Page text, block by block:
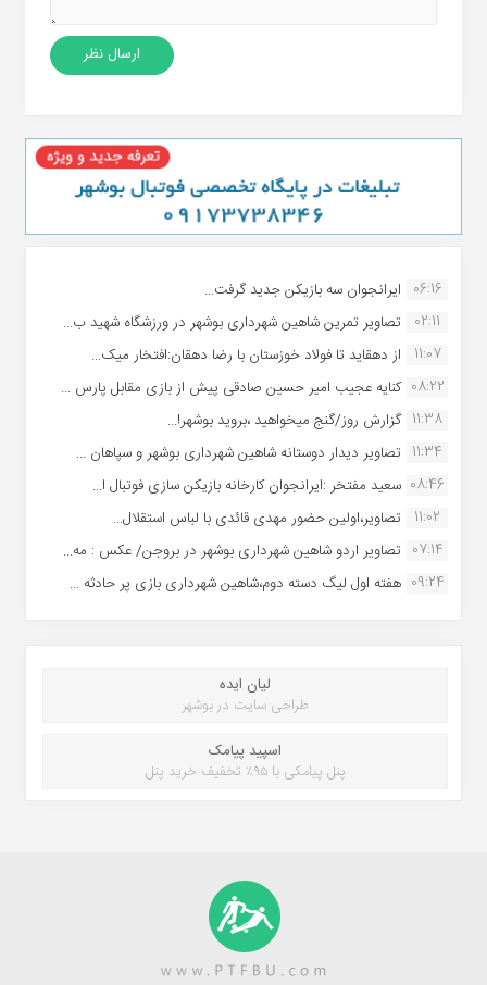
06:16 ایرانجوان سه بازیکن جدید گرفت...
02:11
تصاویر تمرین شاهین شهردارى بوشهر در ورزشگاه شهید ب...
11:07
از دهقاید تا فولاد خوزستان با رضا دهقان:افتخار میک...
08:22 کنایه عجیب امیر حسین صادقی پیش از بازی مقابل پارس ...
11:38 گزارش روز/گنج میخواهید ،بروید بوشهر!...
11:34 تصاویر دیدار دوستانه شاهین شهردارى بوشهر و سپاهان ...
08:46 سعید مفتخر :ایرانجوان کارخانه بازیکن سازی فوتبال ا...
11:02
تصاویر،اولین حضور مهدی قائدی با لباس استقلال...
07:14 تصاویر اردو شاهین شهرداری بوشهر در بروجن/ عکس : مه...
09:24 هفته اول لیگ دسته دوم،شاهین شهرداری بازی پر حادثه ...
لیان ایده
طراحی سایت در بوشهر
اسپید پیامک
پنل پیامکی با ۹۵٪ تخفیف خرید پنل